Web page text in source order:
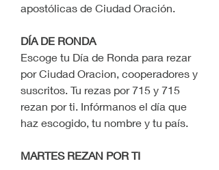
apostólicas de Ciudad Oración.
DÍA DE RONDA
Escoge tu Día de Ronda para rezar
por Ciudad Oracion, cooperadores y
suscritos. Tu rezas por 715 y 715
rezan por ti. Infórmanos el día que
haz escogido, tu nombre y tu país.
MARTES REZAN POR TI